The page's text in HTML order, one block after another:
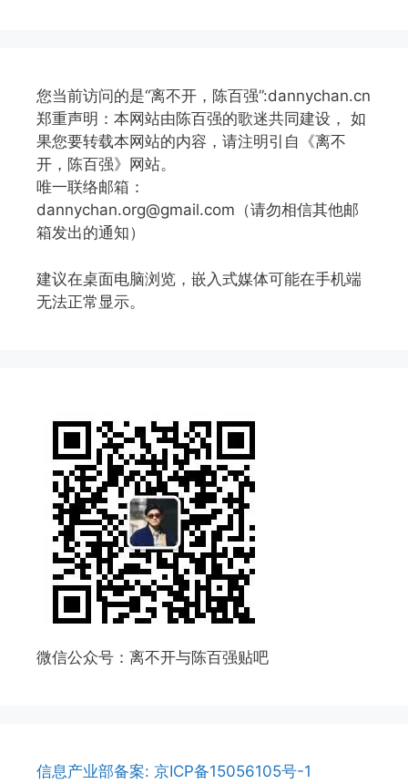
您当前访问的是“离不开，陈百强”:dannychan.cn
郑重声明：本网站由陈百强的歌迷共同建设， 如
果您要转载本网站的内容，请注明引自《离不
开，陈百强》网站。
唯一联络邮箱：
dannychan.org@gmail.com（请勿相信其他邮
箱发出的通知）
建议在桌面电脑浏览，嵌入式媒体可能在手机端
无法正常显示。
微信公众号：离不开与陈百强贴吧
信息产业部备案: 京ICP备15056105号-1